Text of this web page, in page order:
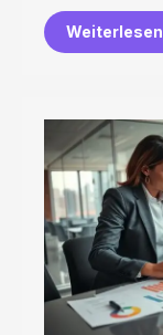
Weiterlesen